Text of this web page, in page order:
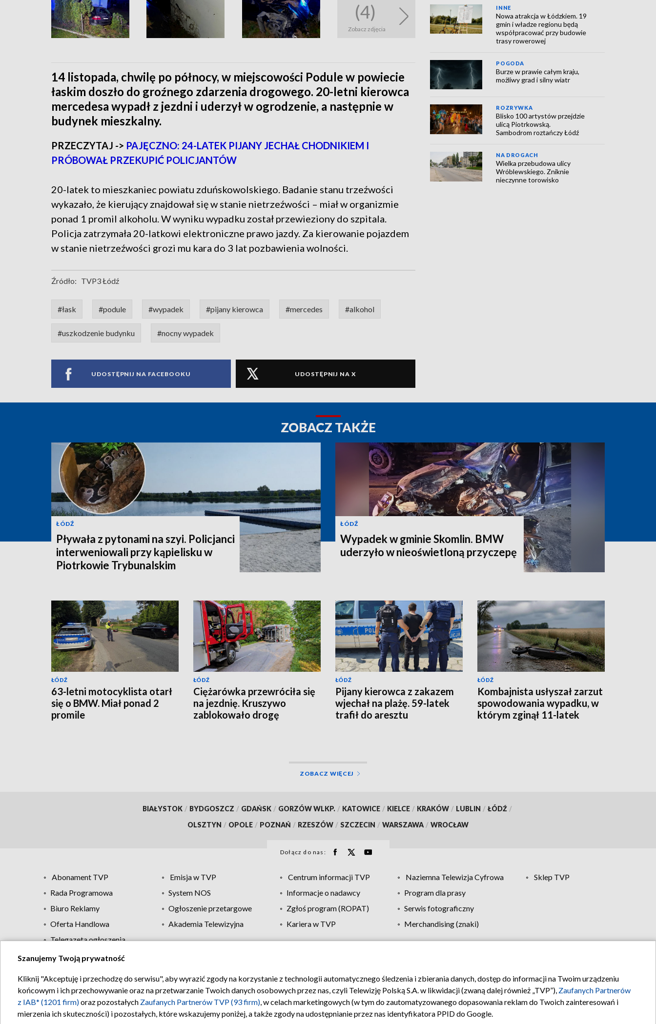
(4)
Zobacz zdjęcia
14 listopada, chwilę po północy, w miejscowości Podule w powiecie
łaskim doszło do groźnego zdarzenia drogowego. 20-letni kierowca
mercedesa wypadł z jezdni i uderzył w ogrodzenie, a następnie w
budynek mieszkalny.
PRZECZYTAJ -> PAJĘCZNO: 24-LATEK PIJANY JECHAŁ CHODNIKIEM I
PRÓBOWAŁ PRZEKUPIĆ POLICJANTÓW
20-latek to mieszkaniec powiatu zduńskowolskiego. Badanie stanu trzeźwości
wykazało, że kierujący znajdował się w stanie nietrzeźwości – miał w organizmie
ponad 1 promil alkoholu. W wyniku wypadku został przewieziony do szpitala.
Policja zatrzymała 20-latkowi elektroniczne prawo jazdy. Za kierowanie pojazdem
w stanie nietrzeźwości grozi mu kara do 3 lat pozbawienia wolności.
Źródło: TVP3 Łódź
#łask #podule #wypadek #pijany kierowca #mercedes #alkohol
#uszkodzenie budynku #nocny wypadek
UDOSTĘPNIJ NA FACEBOOKU UDOSTĘPNIJ NA X
INNE
Nowa atrakcja w Łódzkiem. 19
gmin i władze regionu będą
współpracować przy budowie
trasy rowerowej
POGODA
Burze w prawie całym kraju,
możliwy grad i silny wiatr
ROZRYWKA
Blisko 100 artystów przejdzie
ulicą Piotrkowską.
Sambodrom roztańczy Łódź
NA DROGACH
Wielka przebudowa ulicy
Wróblewskiego. Zniknie
nieczynne torowisko
ZOBACZ TAKŻE
ŁÓDŹ
Pływała z pytonami na szyi. Policjanci
interweniowali przy kąpielisku w
Piotrkowie Trybunalskim
ŁÓDŹ
Wypadek w gminie Skomlin. BMW
uderzyło w nieoświetloną przyczepę
ŁÓDŹ
63-letni motocyklista otarł
się o BMW. Miał ponad 2
promile
ŁÓDŹ
Ciężarówka przewróciła się
na jezdnię. Kruszywo
zablokowało drogę
ŁÓDŹ
Pijany kierowca z zakazem
wjechał na plażę. 59-latek
trafił do aresztu
ŁÓDŹ
Kombajnista usłyszał zarzut
spowodowania wypadku, w
którym zginął 11-latek
ZOBACZ WIĘCEJ
BIAŁYSTOK / BYDGOSZCZ / GDAŃSK / GORZÓW WLKP. / KATOWICE / KIELCE / KRAKÓW / LUBLIN / ŁÓDŹ /
OLSZTYN / OPOLE / POZNAŃ / RZESZÓW / SZCZECIN / WARSZAWA / WROCŁAW
Dołącz do nas:
Abonament TVP Emisja w TVP Centrum informacji TVP Naziemna Telewizja Cyfrowa
Sklep TVP
Rada Programowa
System NOS Informacje o nadawcy
Program dla prasy
Biuro Reklamy
Ogłoszenie przetargowe Zgłoś program (ROPAT)
Serwis fotograficzny
Oferta Handlowa
Akademia Telewizyjna Kariera w TVP
Merchandising (znaki)
Telegazeta ogłoszenia
Regulamin TVP Polityka prywatności Moje zgody Pomoc Biuro reklamy Kontakt
Szanujemy Twoją prywatność
Kliknij "Akceptuję i przechodzę do serwisu", aby wyrazić zgody na korzystanie z technologii automatycznego śledzenia i zbierania danych, dostęp do informacji na Twoim urządzeniu
końcowym i ich przechowywanie oraz na przetwarzanie Twoich danych osobowych przez nas, czyli Telewizję Polską S.A. w likwidacji (zwaną dalej również „TVP”), Zaufanych Partnerów
z IAB* (1201 firm)oraz pozostałych Zaufanych Partnerów TVP (93 firm), w celach marketingowych (w tym do zautomatyzowanego dopasowania reklam do Twoich zainteresowań i
mierzenia ich skuteczności) i pozostałych, które wskazujemy poniżej, a także zgody na udostępnianie przez nas identyfikatora PPID do Google.